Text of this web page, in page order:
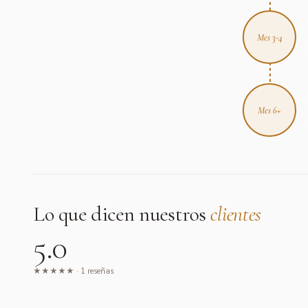
Mes 3-4
Mes 6+
Lo que dicen nuestrosclientes
5.0
★★★★★ · 1 reseñas